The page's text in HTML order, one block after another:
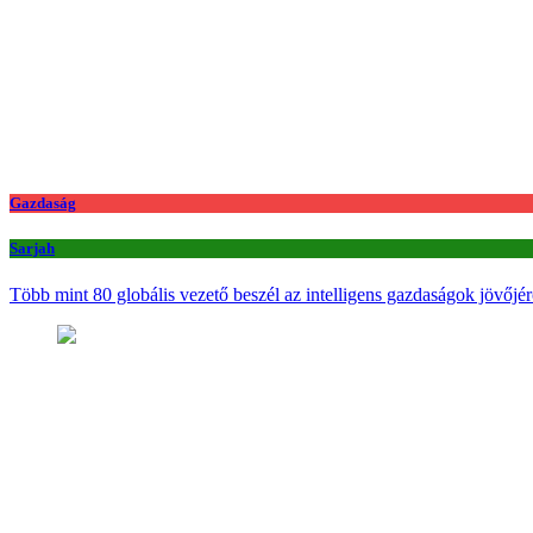
Gazdaság
Sarjah
Több mint 80 globális vezető beszél az intelligens gazdaságok